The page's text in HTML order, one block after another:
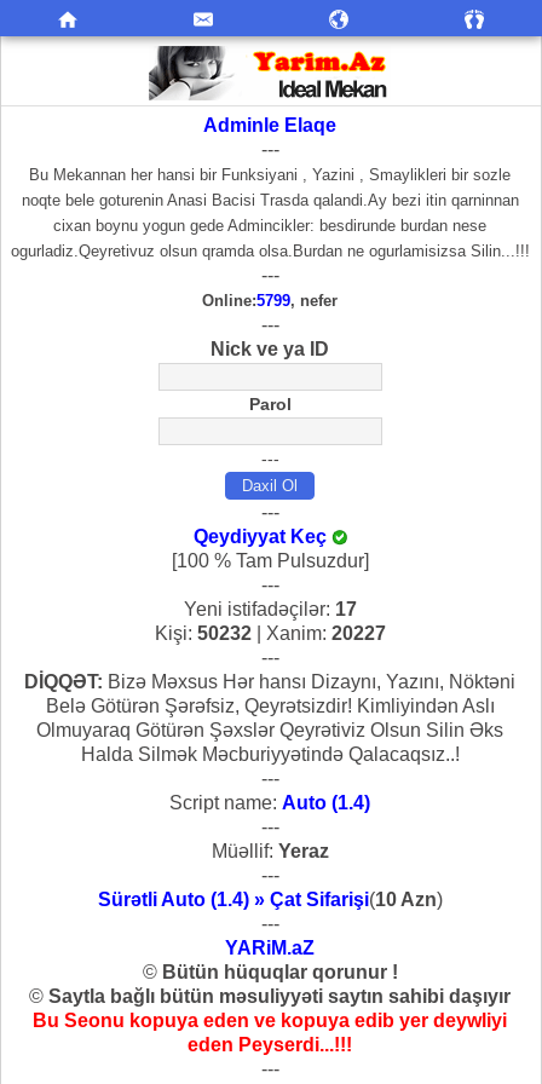
Adminle Elaqe
---
Bu Mekannan her hansi bir Funksiyani , Yazini , Smaylikleri bir sozle
noqte bele goturenin Anasi Bacisi Trasda qalandi.Ay bezi itin qarninnan
cixan boynu yogun gede Admincikler: besdirunde burdan nese
ogurladiz.Qeyretivuz olsun qramda olsa.Burdan ne ogurlamisizsa Silin...!!!
---
Online:5799, nefer
---
Nick ve ya ID
Parol
---
---
Qeydiyyat Keç
[100 % Tam Pulsuzdur]
---
Yeni istifadəçilər: 17
Kişi: 50232| Xanim: 20227
---
DİQQƏT: Bizə Məxsus Hər hansı Dizaynı, Yazını, Nöktəni
Belə Götürən Şərəfsiz, Qeyrətsizdir! Kimliyindən Aslı
Olmuyaraq Götürən Şəxslər Qeyrətiviz Olsun Silin Əks
Halda Silmək Məcburiyyətində Qalacaqsız..!
---
Script name: Auto (1.4)
---
Müəllif: Yeraz
---
Sürətli Auto (1.4) » Çat Sifarişi(10 Azn)
---
YARiM.aZ
© Bütün hüquqlar qorunur !
© Saytla bağlı bütün məsuliyyəti saytın sahibi daşıyır
Bu Seonu kopuya eden ve kopuya edib yer deywliyi
eden Peyserdi...!!!
---